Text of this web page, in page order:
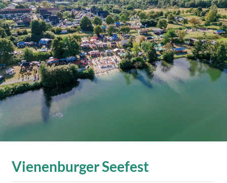
Vienenburger Seefest